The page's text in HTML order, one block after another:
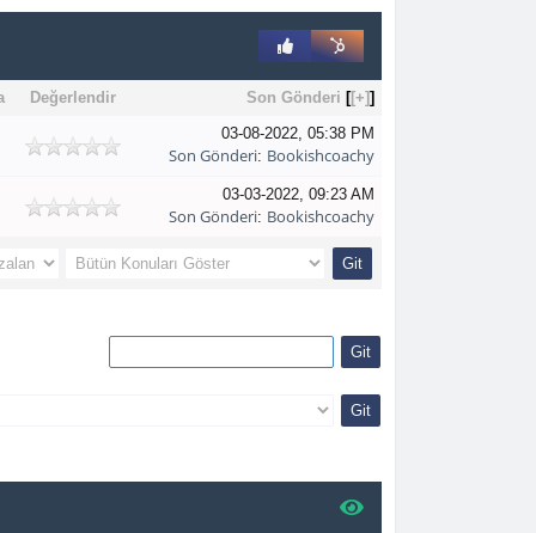
Değerlendir Son Gönderi [[+]]
03-08-2022, 05:38 PM
Son Gönderi: Bookishcoachy
03-03-2022, 09:23 AM
Son Gönderi: Bookishcoachy